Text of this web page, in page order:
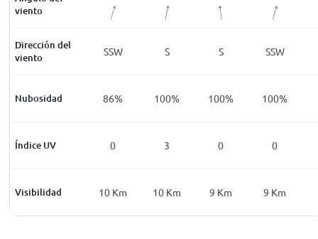
viento
Dirección del
viento
S SSW S S SSW
Nubosidad
% 100 86% 100% 100% 100%
Índice UV 0 3 0 0
Visibilidad
Km 2Km 10 Km 10 Km 9 Km 9 Km